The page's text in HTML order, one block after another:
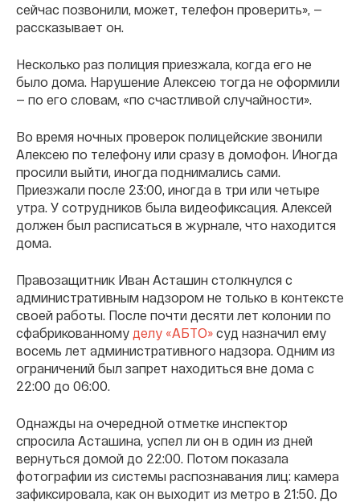
сейчас позвонили, может, телефон проверить», —
рассказывает он.
Несколько раз полиция приезжала, когда его не
было дома. Нарушение Алексею тогда не оформили
— по его словам, «по счастливой случайности».
Во время ночных проверок полицейские звонили
Алексею по телефону или сразу в домофон. Иногда
просили выйти, иногда поднимались сами.
Приезжали после 23:00, иногда в три или четыре
утра. У сотрудников была видеофиксация. Алексей
должен был расписаться в журнале, что находится
дома.
Правозащитник Иван Асташин столкнулся с
административным надзором не только в контексте
своей работы. После почти десяти лет колонии по
сфабрикованному делу «АБТО» суд назначил ему
восемь лет административного надзора. Одним из
ограничений был запрет находиться вне дома с
22:00 до 06:00.
Однажды на очередной отметке инспектор
спросила Асташина, успел ли он в один из дней
вернуться домой до 22:00. Потом показала
фотографии из системы распознавания лиц: камера
зафиксировала, как он выходит из метро в 21:50. До